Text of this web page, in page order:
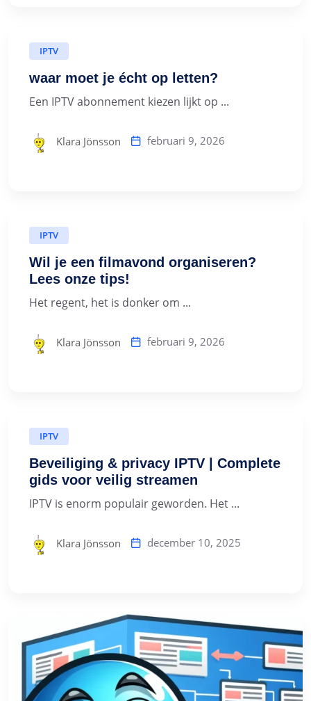
IPTV
waar moet je écht op letten?
Een IPTV abonnement kiezen lijkt op ...
Klara Jönsson februari 9, 2026
IPTV
Wil je een filmavond organiseren?
Lees onze tips!
Het regent, het is donker om ...
Klara Jönsson februari 9, 2026
IPTV
Beveiliging & privacy IPTV | Complete
gids voor veilig streamen
IPTV is enorm populair geworden. Het ...
Klara Jönsson december 10, 2025